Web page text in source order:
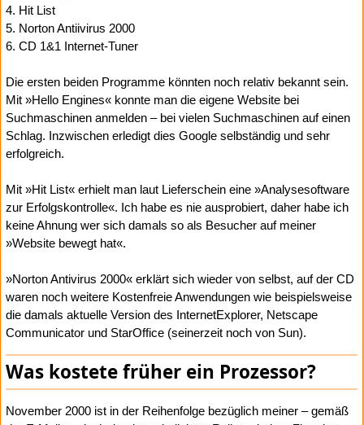
4. Hit List
5. Norton Antiivirus 2000
6. CD 1&1 Internet-Tuner
Die ersten beiden Programme könnten noch relativ bekannt sein.
Mit »Hello Engines« konnte man die eigene Website bei
Suchmaschinen anmelden – bei vielen Suchmaschinen auf einen
Schlag. Inzwischen erledigt dies Google selbständig und sehr
erfolgreich.
Mit »Hit List« erhielt man laut Lieferschein eine »Analysesoftware
zur Erfolgskontrolle«. Ich habe es nie ausprobiert, daher habe ich
keine Ahnung wer sich damals so als Besucher auf meiner
»Website bewegt hat«.
»Norton Antivirus 2000« erklärt sich wieder von selbst, auf der CD
waren noch weitere Kostenfreie Anwendungen wie beispielsweise
die damals aktuelle Version des InternetExplorer, Netscape
Communicator und StarOffice (seinerzeit noch von Sun).
Was kostete früher ein Prozessor?
November 2000 ist in der Reihenfolge bezüglich meiner – gemäß